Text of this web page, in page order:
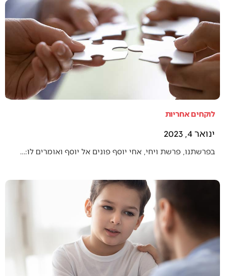
לוקחים אחריות
ינואר 4, 2023
בפרשתנו, פרשת ויחי, אחי יוסף פונים אל יוסף ואומרים לו:…